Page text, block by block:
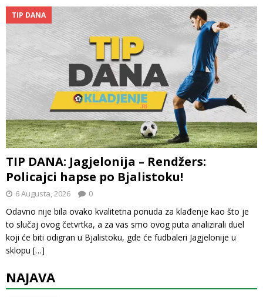
TIP DANA
TIP DANA: Jagjelonija – Rendžers:
Policajci hapse po Bjalistoku!
6 Augusta, 2026 0
Odavno nije bila ovako kvalitetna ponuda za klađenje kao što je
to slučaj ovog četvrtka, a za vas smo ovog puta analizirali duel
koji će biti odigran u Bjalistoku, gde će fudbaleri Jagjelonije u
sklopu […]
NAJAVA